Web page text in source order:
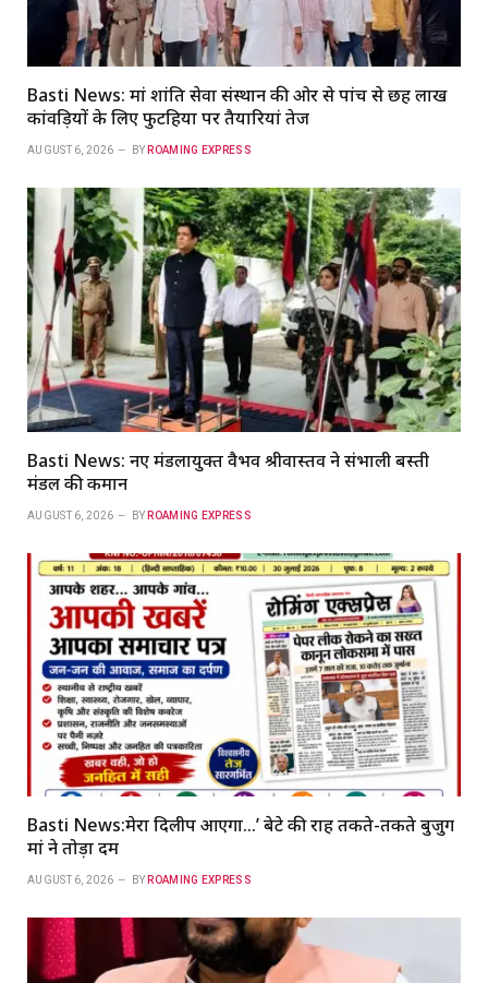
Basti News: मां शांति सेवा संस्थान की ओर से पांच से छह लाख
कांवड़ियों के लिए फुटहिया पर तैयारियां तेज
AUGUST 6, 2026 BY ROAMING EXPRESS
Basti News: नए मंडलायुक्त वैभव श्रीवास्तव ने संभाली बस्ती
मंडल की कमान
AUGUST 6, 2026 BY ROAMING EXPRESS
Basti News:मेरा दिलीप आएगा…’ बेटे की राह तकते-तकते बुजुर्ग
मां ने तोड़ा दम
AUGUST 6, 2026 BY ROAMING EXPRESS